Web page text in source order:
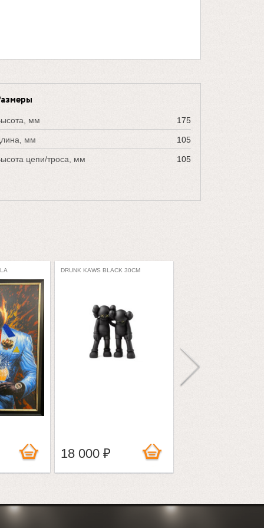
мм 175
мм 105
цепи/троса, мм 105
DRUNK KAWS BLACK 30CM
18 000 ₽